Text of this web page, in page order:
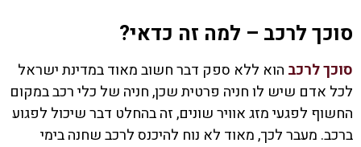
סוכך לרכב – למה זה כדאי?
סוכך לרכב הוא ללא ספק דבר חשוב מאוד במדינת ישראל
לכל אדם שיש לו חניה פרטית שכן, חניה של כלי רכב במקום
החשוף לפגעי מזג אוויר שונים, זה בהחלט דבר שיכול לפגוע
ברכב. מעבר לכך, מאוד לא נוח להיכנס לרכב שחנה בימי